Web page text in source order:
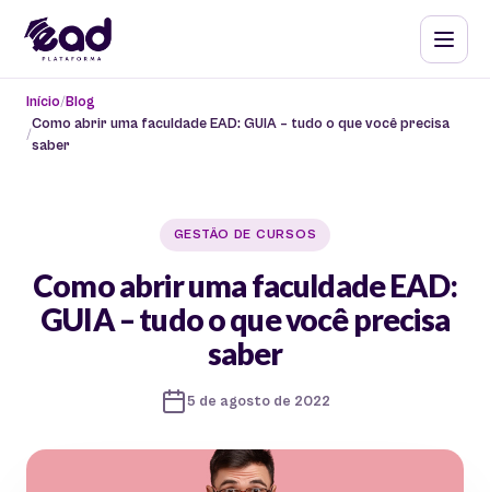
Início Blog
Como abrir uma faculdade EAD: GUIA – tudo o que você precisa
saber
GESTÃO DE CURSOS
Como abrir uma faculdade EAD:
GUIA – tudo o que você precisa
saber
5 de agosto de 2022